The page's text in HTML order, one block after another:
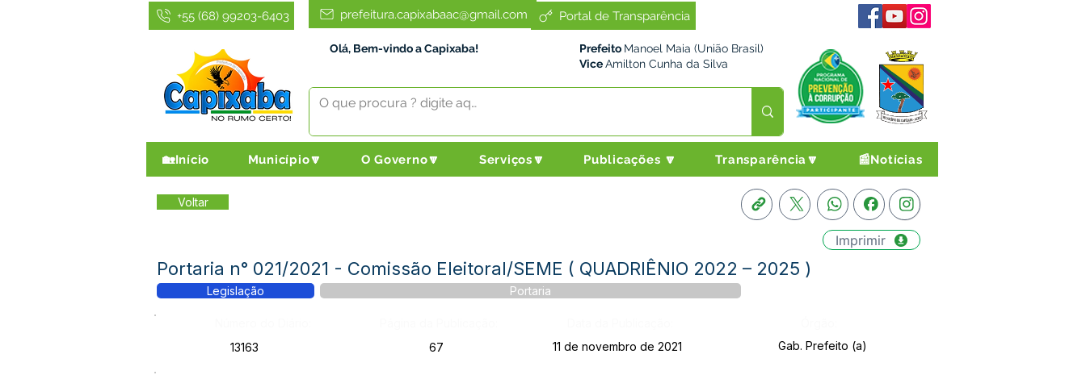
Portal de Transparência
prefeitura.capixabaac@gmail.com
+55 (68) 99203-6403
Olá, Bem-vindo a Capixaba! Prefeito Manoel Maia (União Brasil)
ViceAmilton Cunha da Silva
🏡Início Município🔽 O Governo🔽 Serviços🔽 Publicações 🔽 Transparência🔽 📰Notícias
Voltar
Imprimir
Portaria n° 021/2021 - Comissão Eleitoral/SEME ( QUADRIÊNIO 2022 – 2025 )
Legislação Portaria
13163
67 11 de novembro de 2021 Gab. Prefeito (a)